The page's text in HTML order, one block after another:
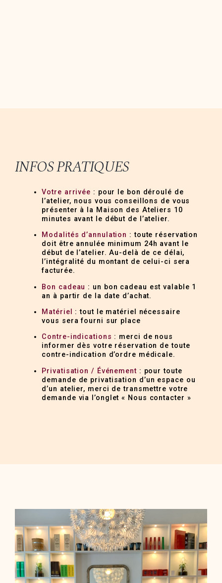
INFOS PRATIQUES
Votre arrivée : pour le bon déroulé de
l’atelier, nous vous conseillons de vous
présenter à la Maison des Ateliers 10
minutes avant le début de l’atelier.
Modalités d’annulation : toute réservation
doit être annulée minimum 24h avant le
début de l’atelier. Au-delà de ce délai,
l’intégralité du montant de celui-ci sera
facturée.
Bon cadeau : un bon cadeau est valable 1
an à partir de la date d’achat.
Matériel
: tout le matériel nécessaire
vous sera fourni sur place
Contre-indications : merci de nous
informer dès votre réservation de toute
contre-indication d’ordre médicale.
Privatisation / Événement : pour toute
demande de privatisation d’un espace ou
d’un atelier, merci de transmettre votre
demande via l’onglet « Nous contacter »